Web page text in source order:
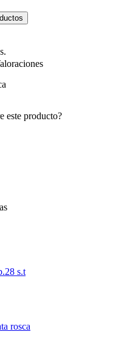
este producto?
s.t
rosca